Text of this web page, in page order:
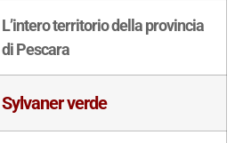
L’intero territorio della provincia
di Pescara
Sylvaner verde